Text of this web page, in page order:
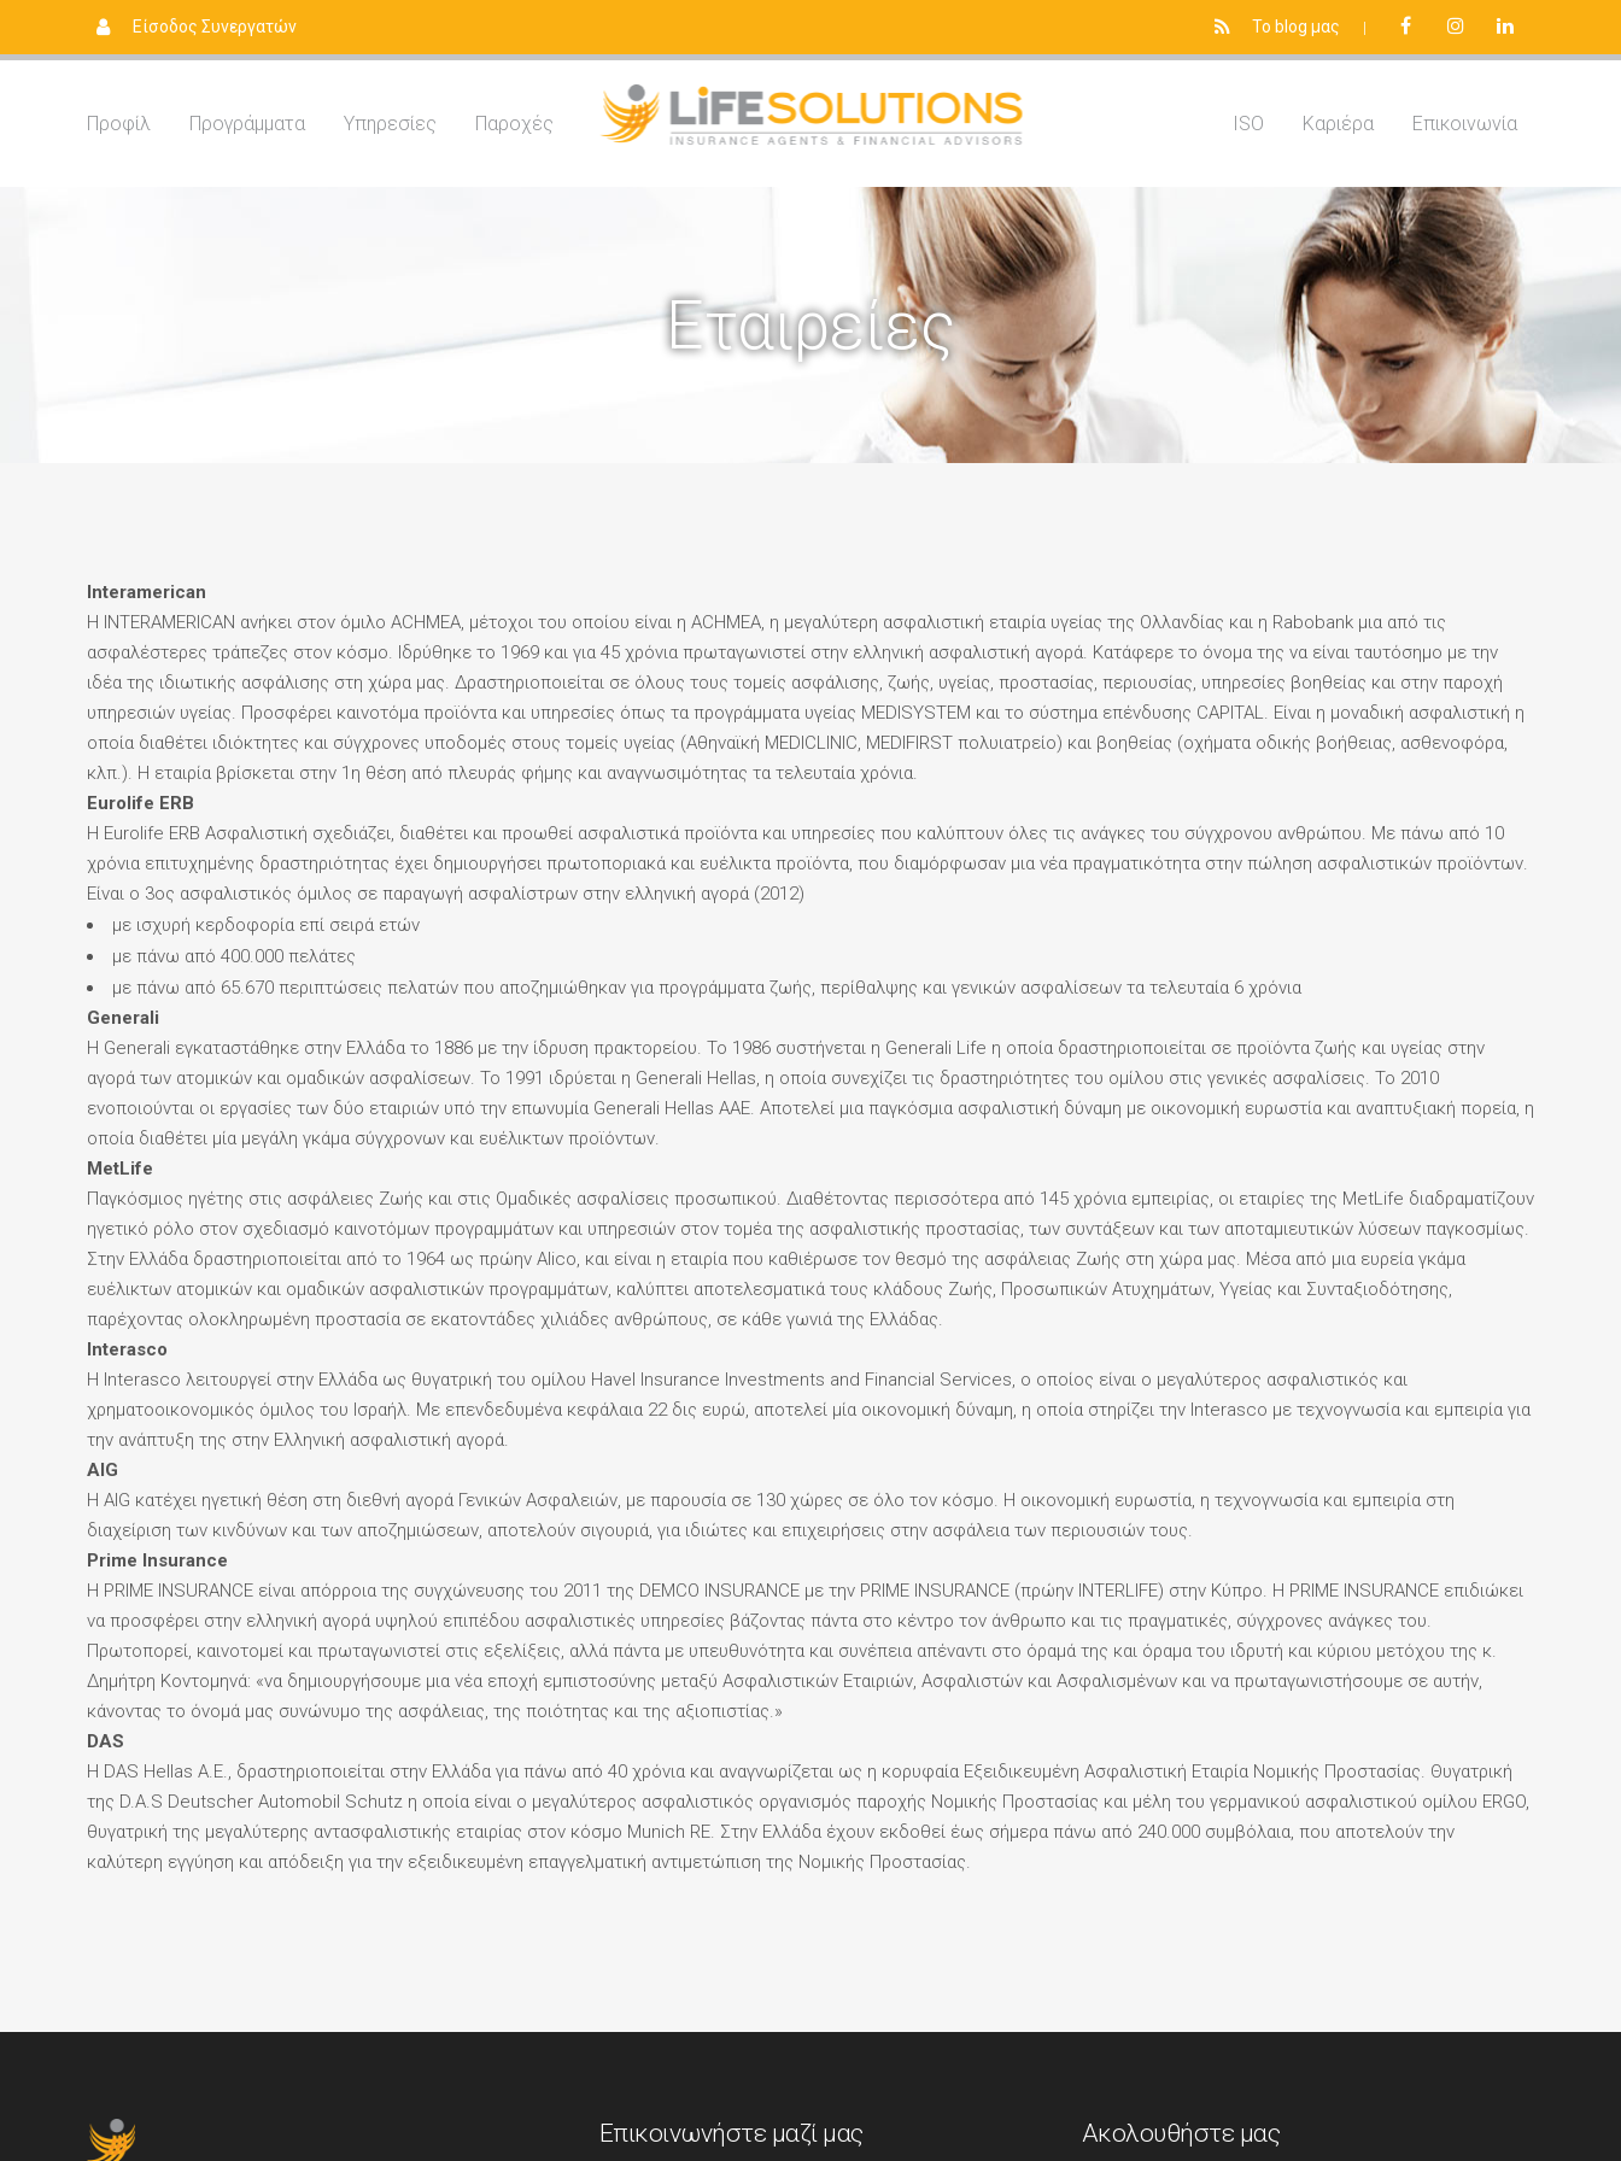
Είσοδος Συνεργατών Το blog μας |
Προφίλ Προγράμματα Yπηρεσίες Παροχές ISO Καριέρα Επικοινωνία
Εταιρείες
Interamerican
Η INTERAMERICAN ανήκει στον όμιλο ACHMEA, μέτοχοι του οποίου είναι η ACHMEA, η μεγαλύτερη ασφαλιστική εταιρία υγείας της Ολλανδίας και η Rabobank μια από τις
ασφαλέστερες τράπεζες στον κόσμο. Ιδρύθηκε το 1969 και για 45 χρόνια πρωταγωνιστεί στην ελληνική ασφαλιστική αγορά. Κατάφερε το όνομα της να είναι ταυτόσημο με την
ιδέα της ιδιωτικής ασφάλισης στη χώρα μας. Δραστηριοποιείται σε όλους τους τομείς ασφάλισης, ζωής, υγείας, προστασίας, περιουσίας, υπηρεσίες βοηθείας και στην παροχή
υπηρεσιών υγείας. Προσφέρει καινοτόμα προϊόντα και υπηρεσίες όπως τα προγράμματα υγείας MEDISYSTEM και το σύστημα επένδυσης CAPITAL. Είναι η μοναδική ασφαλιστική η
οποία διαθέτει ιδιόκτητες και σύγχρονες υποδομές στους τομείς υγείας (Αθηναϊκή MEDICLINIC, MEDIFIRST πολυιατρείο) και βοηθείας (οχήματα οδικής βοήθειας, ασθενοφόρα,
κλπ.). Η εταιρία βρίσκεται στην 1η θέση από πλευράς φήμης και αναγνωσιμότητας τα τελευταία χρόνια.
Eurolife ERB
Η Eurolife ERB Ασφαλιστική σχεδιάζει, διαθέτει και προωθεί ασφαλιστικά προϊόντα και υπηρεσίες που καλύπτουν όλες τις ανάγκες του σύγχρονου ανθρώπου. Με πάνω από 10
χρόνια επιτυχημένης δραστηριότητας έχει δημιουργήσει πρωτοποριακά και ευέλικτα προϊόντα, που διαμόρφωσαν μια νέα πραγματικότητα στην πώληση ασφαλιστικών προϊόντων.
Είναι ο 3ος ασφαλιστικός όμιλος σε παραγωγή ασφαλίστρων στην ελληνική αγορά (2012)
με ισχυρή κερδοφορία επί σειρά ετών
με πάνω από 400.000 πελάτες
με πάνω από 65.670 περιπτώσεις πελατών που αποζημιώθηκαν για προγράμματα ζωής, περίθαλψης και γενικών ασφαλίσεων τα τελευταία 6 χρόνια
Generali
Η Generali εγκαταστάθηκε στην Ελλάδα το 1886 με την ίδρυση πρακτορείου. Το 1986 συστήνεται η Generali Life η οποία δραστηριοποιείται σε προϊόντα ζωής και υγείας στην
αγορά των ατομικών και ομαδικών ασφαλίσεων. Το 1991 ιδρύεται η Generali Hellas, η οποία συνεχίζει τις δραστηριότητες του ομίλου στις γενικές ασφαλίσεις. Το 2010
ενοποιούνται οι εργασίες των δύο εταιριών υπό την επωνυμία Generali Hellas ΑΑΕ. Αποτελεί μια παγκόσμια ασφαλιστική δύναμη με οικονομική ευρωστία και αναπτυξιακή πορεία, η
οποία διαθέτει μία μεγάλη γκάμα σύγχρονων και ευέλικτων προϊόντων.
MetLife
Παγκόσμιος ηγέτης στις ασφάλειες Ζωής και στις Ομαδικές ασφαλίσεις προσωπικού. Διαθέτοντας περισσότερα από 145 χρόνια εμπειρίας, οι εταιρίες της MetLife διαδραματίζουν
ηγετικό ρόλο στον σχεδιασμό καινοτόμων προγραμμάτων και υπηρεσιών στον τομέα της ασφαλιστικής προστασίας, των συντάξεων και των αποταμιευτικών λύσεων παγκοσμίως.
Στην Ελλάδα δραστηριοποιείται από το 1964 ως πρώην Alico, και είναι η εταιρία που καθιέρωσε τον θεσμό της ασφάλειας Ζωής στη χώρα μας. Μέσα από μια ευρεία γκάμα
ευέλικτων ατομικών και ομαδικών ασφαλιστικών προγραμμάτων, καλύπτει αποτελεσματικά τους κλάδους Ζωής, Προσωπικών Ατυχημάτων, Υγείας και Συνταξιοδότησης,
παρέχοντας ολοκληρωμένη προστασία σε εκατοντάδες χιλιάδες ανθρώπους, σε κάθε γωνιά της Ελλάδας.
Interasco
Η Interasco λειτουργεί στην Ελλάδα ως θυγατρική του ομίλου Havel Insurance Investments and Financial Services, ο οποίος είναι ο μεγαλύτερος ασφαλιστικός και
χρηματοοικονομικός όμιλος του Ισραήλ. Με επενδεδυμένα κεφάλαια 22 δις ευρώ, αποτελεί μία οικονομική δύναμη, η οποία στηρίζει την Interasco με τεχνογνωσία και εμπειρία για
την ανάπτυξη της στην Ελληνική ασφαλιστική αγορά.
AIG
Η AIG κατέχει ηγετική θέση στη διεθνή αγορά Γενικών Ασφαλειών, με παρουσία σε 130 χώρες σε όλο τον κόσμο. Η οικονομική ευρωστία, η τεχνογνωσία και εμπειρία στη
διαχείριση των κινδύνων και των αποζημιώσεων, αποτελούν σιγουριά, για ιδιώτες και επιχειρήσεις στην ασφάλεια των περιουσιών τους.
Prime Insurance
Η PRIME INSURANCE είναι απόρροια της συγχώνευσης του 2011 της DEMCO INSURANCE με την PRIME INSURANCE (πρώην INTERLIFE) στην Κύπρο. Η PRIME INSURANCE επιδιώκει
να προσφέρει στην ελληνική αγορά υψηλού επιπέδου ασφαλιστικές υπηρεσίες βάζοντας πάντα στο κέντρο τον άνθρωπο και τις πραγματικές, σύγχρονες ανάγκες του.
Πρωτοπορεί, καινοτομεί και πρωταγωνιστεί στις εξελίξεις, αλλά πάντα με υπευθυνότητα και συνέπεια απέναντι στο όραμά της και όραμα του ιδρυτή και κύριου μετόχου της κ.
Δημήτρη Κοντομηνά: «να δημιουργήσουμε μια νέα εποχή εμπιστοσύνης μεταξύ Ασφαλιστικών Εταιριών, Ασφαλιστών και Ασφαλισμένων και να πρωταγωνιστήσουμε σε αυτήν,
κάνοντας το όνομά μας συνώνυμο της ασφάλειας, της ποιότητας και της αξιοπιστίας.»
DAS
Η DAS Hellas Α.Ε., δραστηριοποιείται στην Ελλάδα για πάνω από 40 χρόνια και αναγνωρίζεται ως η κορυφαία Εξειδικευμένη Ασφαλιστική Εταιρία Νομικής Προστασίας. Θυγατρική
της D.A.S Deutscher Automobil Schutz η οποία είναι ο μεγαλύτερος ασφαλιστικός οργανισμός παροχής Νομικής Προστασίας και μέλη του γερμανικού ασφαλιστικού ομίλου ERGO,
θυγατρική της μεγαλύτερης αντασφαλιστικής εταιρίας στον κόσμο Munich RE. Στην Ελλάδα έχουν εκδοθεί έως σήμερα πάνω από 240.000 συμβόλαια, που αποτελούν την
καλύτερη εγγύηση και απόδειξη για την εξειδικευμένη επαγγελματική αντιμετώπιση της Νομικής Προστασίας.
Επικοινωνήστε μαζί μας Ακολουθήστε μας